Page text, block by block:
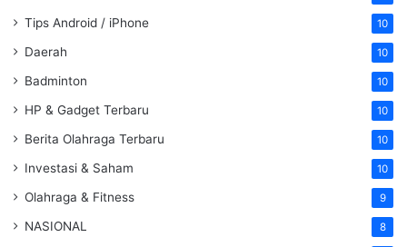
Tips Android / iPhone 10
Daerah 10
Badminton 10
HP & Gadget Terbaru 10
Berita Olahraga Terbaru 10
Investasi & Saham 10
Olahraga & Fitness 9
NASIONAL 8